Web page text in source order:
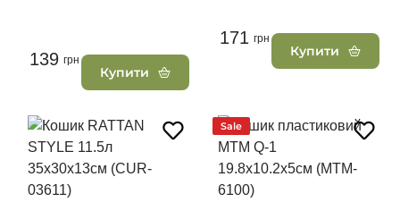
139 грн
Купити
171 грн
Купити
Sale